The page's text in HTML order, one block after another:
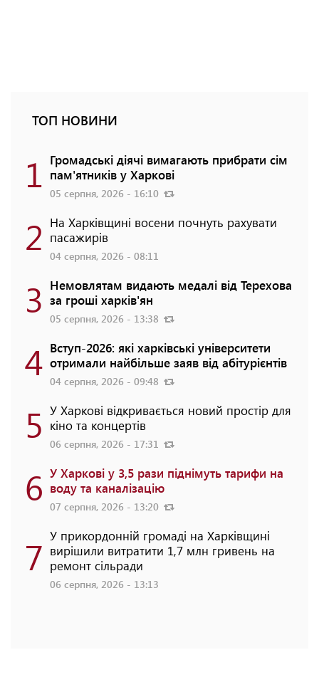
ТОП НОВИНИ
1 Громадські діячі вимагають прибрати сім
пам'ятників у Харкові
05 серпня, 2026 - 16:10
2 На Харківщині восени почнуть рахувати
пасажирів
04 серпня, 2026 - 08:11
3 Немовлятам видають медалі від Терехова
за гроші харків'ян
05 серпня, 2026 - 13:38
4 Вступ-2026: які харківські університети
отримали найбільше заяв від абітурієнтів
04 серпня, 2026 - 09:48
5 У Харкові відкривається новий простір для
кіно та концертів
06 серпня, 2026 - 17:31
6 У Харкові у 3,5 рази піднімуть тарифи на
воду та каналізацію
07 серпня, 2026 - 13:20
7 У прикордонній громаді на Харківщині
вирішили витратити 1,7 млн гривень на
ремонт сільради
06 серпня, 2026 - 13:13